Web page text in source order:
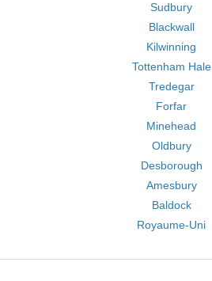
Sudbury
Blackwall
Kilwinning
Tottenham Hale
Tredegar
Forfar
Minehead
Oldbury
Desborough
Amesbury
Baldock
Royaume-Uni